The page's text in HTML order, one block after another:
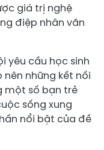
giá trị nghệ
điệp nhân văn
yêu cầu học sinh
những kết nối
một số bạn trẻ
sống xung
nổi bật của đề